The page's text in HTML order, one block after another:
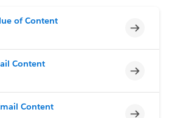
of Content
Content
Content